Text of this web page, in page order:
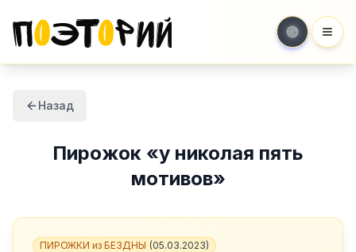
Назад
Пирожок «у николая пять
мотивов»
ПИРОЖКИ из БЕЗДНЫ (05.03.2023)